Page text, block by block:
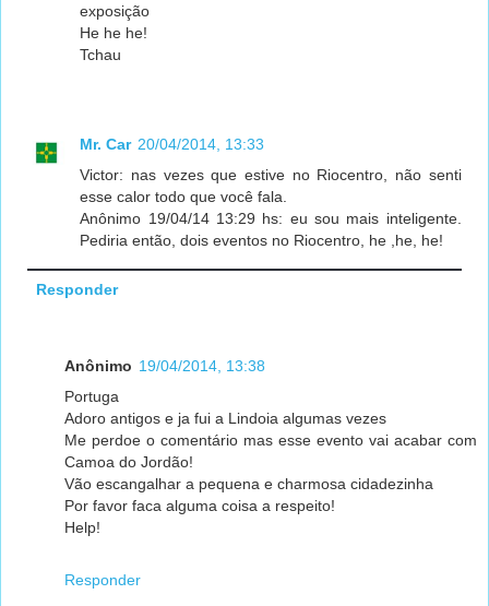
exposição
He he he!
Tchau
Mr. Car 20/04/2014, 13:33
Victor: nas vezes que estive no Riocentro, não senti
esse calor todo que você fala.
Anônimo 19/04/14 13:29 hs: eu sou mais inteligente.
Pediria então, dois eventos no Riocentro, he ,he, he!
Responder
Anônimo 19/04/2014, 13:38
Portuga
Adoro antigos e ja fui a Lindoia algumas vezes
Me perdoe o comentário mas esse evento vai acabar com
Camoa do Jordão!
Vão escangalhar a pequena e charmosa cidadezinha
Por favor faca alguma coisa a respeito!
Help!
Responder